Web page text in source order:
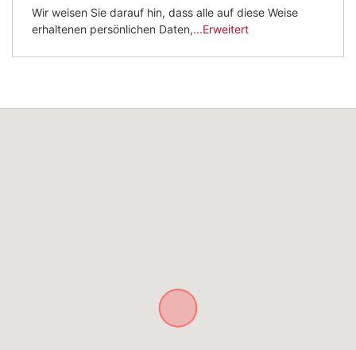
Wir weisen Sie darauf hin, dass alle auf diese Weise
erhaltenen persönlichen Daten,...Erweitert